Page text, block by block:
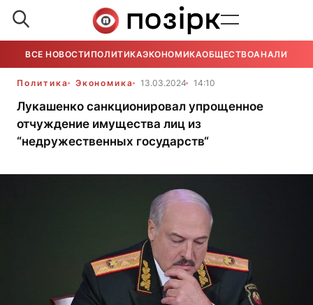
ВСЕ НОВОСТИ ПОЛИТИКАЭКОНОМИКАОБЩЕСТВОАНАЛИТИКА
Политика Экономика 13.03.2024 14:10
Лукашенко санкционировал упрощенное
отчуждение имущества лиц из
“недружественных государств“